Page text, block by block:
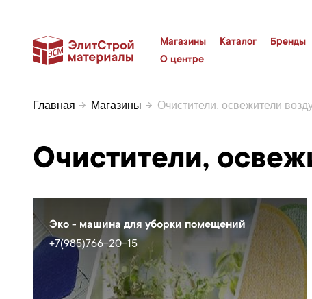
Магазины Каталог Бренды
О центре
Главная Магазины Очистители, освежители
Очистители,
Эко - машина для уборки помещений
+7(985)766-20-15